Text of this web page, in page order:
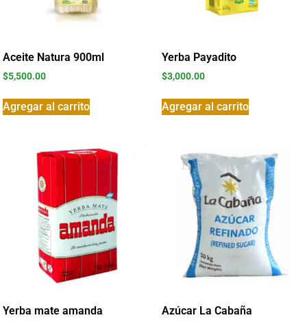
Aceite Natura 900ml
$5,500.00
Agregar al carrito
Yerba Payadito
$3,000.00
Agregar al carrito
Yerba mate amanda Azúcar La Cabaña